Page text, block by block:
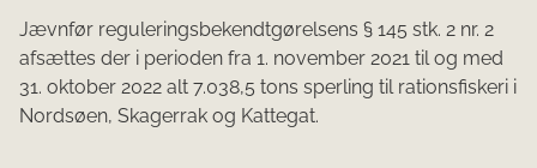
Jævnfør reguleringsbekendtgørelsens § 145 stk. 2 nr. 2
afsættes der i perioden fra 1. november 2021 til og med
31. oktober 2022 alt 7.038,5 tons sperling til rationsfiskeri i
Nordsøen, Skagerrak og Kattegat.